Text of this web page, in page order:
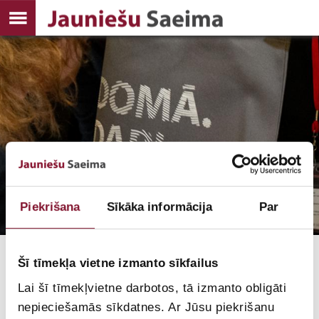
Piekrišana Sīkāka informācija Par
Šī tīmekļa vietne izmanto sīkfailus
Lai šī tīmekļvietne darbotos, tā izmanto obligāti
nepieciešamās sīkdatnes. Ar Jūsu piekrišanu
MEDIJIEM
Preses relīzes